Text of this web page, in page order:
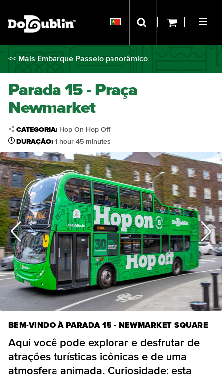
<< Mais Embarque Passeio panorâmico
Parada 15 - Praça
Newmarket
CATEGORIA: Hop On Hop Off
DURAÇÃO: 1 hour 45 minutes
BEM-VINDO À PARADA 15 - NEWMARKET SQUARE
Aqui você pode explorar e desfrutar de
atrações turísticas icônicas e de uma
atmosfera animada. Curiosidade: esta